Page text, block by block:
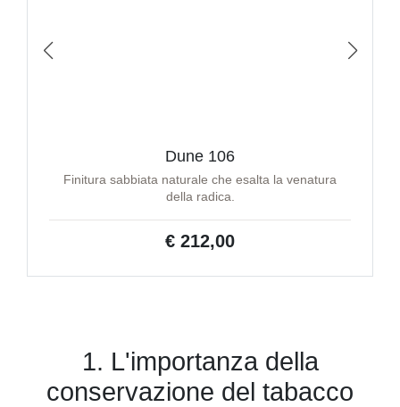
Dune 106
Finitura sabbiata naturale che esalta la venatura
della radica.
€ 212,00
1. L'importanza della
conservazione del tabacco